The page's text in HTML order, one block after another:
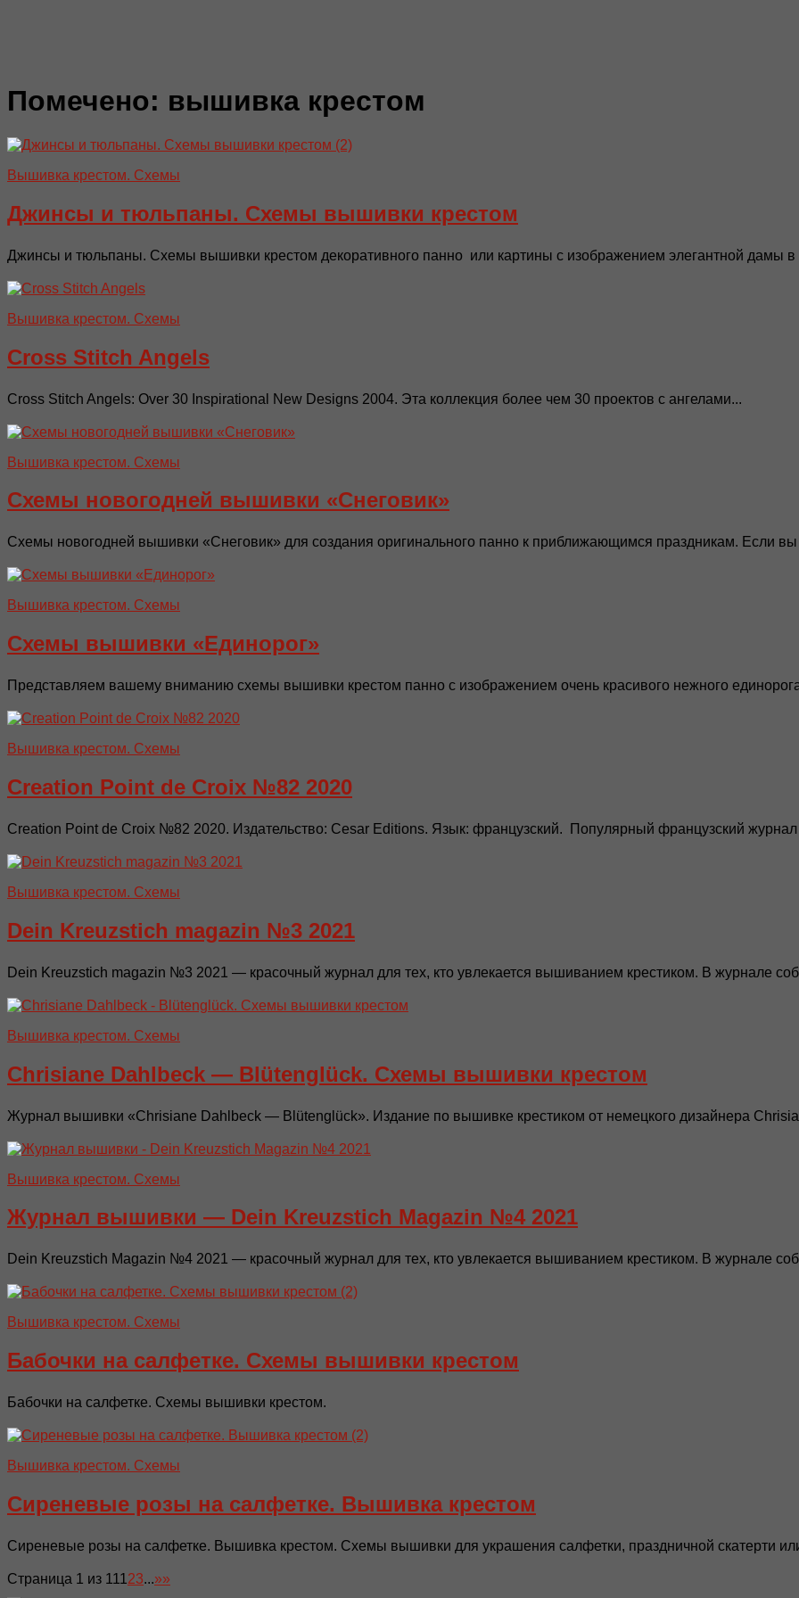
Помечено: вышивка крестом
Вышивка крестом. Схемы
Джинсы и тюльпаны. Схемы вышивки крестом
Джинсы и тюльпаны. Схемы вышивки крестом декоративного панно или картины с изображением элегантной дамы в
Вышивка крестом. Схемы
Cross Stitch Angels
Cross Stitch Angels: Over 30 Inspirational New Designs 2004. Эта коллекция более чем 30 проектов с ангелами...
Вышивка крестом. Схемы
Схемы новогодней вышивки «Снеговик»
Схемы новогодней вышивки «Снеговик» для создания оригинального панно к приближающимся праздникам. Если
Вышивка крестом. Схемы
Схемы вышивки «Единорог»
Представляем вашему вниманию схемы вышивки крестом панно с изображением очень красивого нежного
Вышивка крестом. Схемы
Creation Point de Croix №82 2020
Creation Point de Croix №82 2020. Издательство: Cesar Editions. Язык: французский. Популярный французский
Вышивка крестом. Схемы
Dein Kreuzstich magazin №3 2021
Dein Kreuzstich magazin №3 2021 — красочный журнал для тех, кто увлекается вышиванием крестиком. В журнале
Вышивка крестом. Схемы
Chrisiane Dahlbeck — Blütenglück. Схемы вышивки крестом
Журнал вышивки «Chrisiane Dahlbeck — Blütenglück». Издание по вышивке крестиком от немецкого дизайнера
Вышивка крестом. Схемы
Журнал вышивки — Dein Kreuzstich Magazin №4 2021
Dein Kreuzstich Magazin №4 2021 — красочный журнал для тех, кто увлекается вышиванием крестиком. В журнале
Вышивка крестом. Схемы
Бабочки на салфетке. Схемы вышивки крестом
Бабочки на салфетке. Схемы вышивки крестом.
Вышивка крестом. Схемы
Сиреневые розы на салфетке. Вышивка крестом
Сиреневые розы на салфетке. Вышивка крестом. Схемы вышивки для украшения салфетки, праздничной скатерти
Страница 1 из 11 1 23...»»